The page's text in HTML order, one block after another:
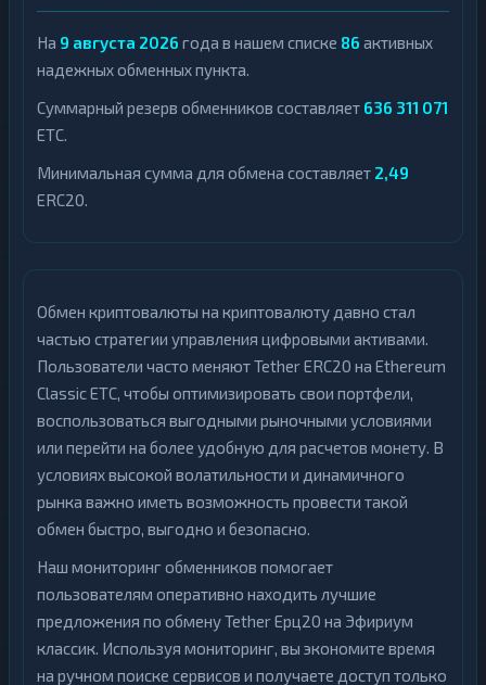
На 9 августа 2026 года в нашем списке 86 активных
надежных обменных пункта.
Суммарный резерв обменников составляет 636 311 071
ETC.
Минимальная сумма для обмена составляет 2,49
ERC20.
Обмен криптовалюты на криптовалюту давно стал
частью стратегии управления цифровыми активами.
Пользователи часто меняют Tether ERC20 на Ethereum
Classic ETC, чтобы оптимизировать свои портфели,
воспользоваться выгодными рыночными условиями
или перейти на более удобную для расчетов монету. В
условиях высокой волатильности и динамичного
рынка важно иметь возможность провести такой
обмен быстро, выгодно и безопасно.
Наш мониторинг обменников помогает
пользователям оперативно находить лучшие
предложения по обмену Tether Ерц20 на Эфириум
классик. Используя мониторинг, вы экономите время
на ручном поиске сервисов и получаете доступ только